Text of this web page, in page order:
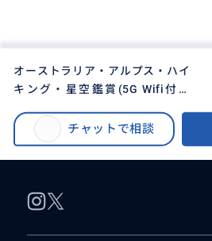
オーストラリア・アルプス・ハイ
キング・星空鑑賞(5G Wifi付、
集ビデオ差し上げます)2泊3日
チャットで相談
オーストラリア・アルプス・ハイキング・星
ポート、動画撮影・